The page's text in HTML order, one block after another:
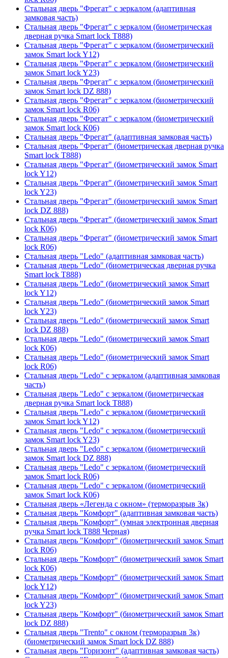
Стальная дверь "Фрегат" с зеркалом (адаптивная
замковая часть)
Стальная дверь "Фрегат" с зеркалом (биометрическая
дверная ручка Smart lock T888)
Стальная дверь "Фрегат" с зеркалом (биометрический
замок Smart lock Y12)
Стальная дверь "Фрегат" с зеркалом (биометрический
замок Smart lock Y23)
Стальная дверь "Фрегат" с зеркалом (биометрический
замок Smart lock DZ 888)
Стальная дверь "Фрегат" с зеркалом (биометрический
замок Smart lock R06)
Стальная дверь "Фрегат" с зеркалом (биометрический
замок Smart lock К06)
Стальная дверь "Фрегат" (адаптивная замковая часть)
Стальная дверь "Фрегат" (биометрическая дверная ручка
Smart lock T888)
Стальная дверь "Фрегат" (биометрический замок Smart
lock Y12)
Стальная дверь "Фрегат" (биометрический замок Smart
lock Y23)
Стальная дверь "Фрегат" (биометрический замок Smart
lock DZ 888)
Стальная дверь "Фрегат" (биометрический замок Smart
lock К06)
Стальная дверь "Фрегат" (биометрический замок Smart
lock R06)
Стальная дверь "Ledo" (адаптивная замковая часть)
Стальная дверь "Ledo" (биометрическая дверная ручка
Smart lock T888)
Стальная дверь "Ledo" (биометрический замок Smart
lock Y12)
Стальная дверь "Ledo" (биометрический замок Smart
lock Y23)
Стальная дверь "Ledo" (биометрический замок Smart
lock DZ 888)
Стальная дверь "Ledo" (биометрический замок Smart
lock К06)
Стальная дверь "Ledo" (биометрический замок Smart
lock R06)
Стальная дверь "Ledo" с зеркалом (адаптивная замковая
часть)
Стальная дверь "Ledo" с зеркалом (биометрическая
дверная ручка Smart lock T888)
Стальная дверь "Ledo" с зеркалом (биометрический
замок Smart lock Y12)
Стальная дверь "Ledo" с зеркалом (биометрический
замок Smart lock Y23)
Стальная дверь "Ledo" с зеркалом (биометрический
замок Smart lock DZ 888)
Стальная дверь "Ledo" с зеркалом (биометрический
замок Smart lock R06)
Стальная дверь "Ledo" с зеркалом (биометрический
замок Smart lock К06)
Стальная дверь «Легенда с окном» (терморазрыв 3к)
Стальная дверь "Комфорт" (адаптивная замковая часть)
Стальная дверь "Комфорт" (умная электронная дверная
ручка Smart lock T888 Черная)
Стальная дверь "Комфорт" (биометрический замок Smart
lock R06)
Стальная дверь "Комфорт" (биометрический замок Smart
lock К06)
Стальная дверь "Комфорт" (биометрический замок Smart
lock Y12)
Стальная дверь "Комфорт" (биометрический замок Smart
lock Y23)
Стальная дверь "Комфорт" (биометрический замок Smart
lock DZ 888)
Стальная дверь "Trento" с окном (терморазрыв 3к)
(биометрический замок Smart lock DZ 888)
Стальная дверь "Горизонт" (адаптивная замковая часть)